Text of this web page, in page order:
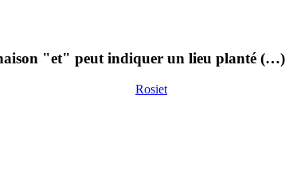
"et" peut indiquer un lieu planté (…)
Rosiet